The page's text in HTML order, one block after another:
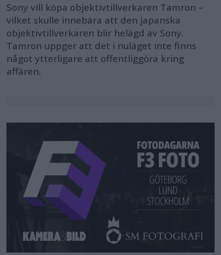
Sony vill köpa objektivtillverkaren Tamron –
vilket skulle innebära att den japanska
objektivtillverkaren blir helägd av Sony.
Tamron uppger att det i nuläget inte finns
något ytterligare att offentliggöra kring
affären.